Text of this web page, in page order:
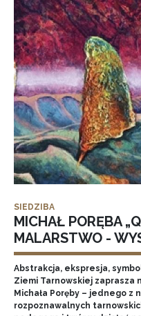
SIEDZIBA
MICHAŁ PORĘBA
MALARSTWO -
Abstrakcja, ekspresja,
Ziemi Tarnowskiej zaprasza
Michała Poręby – jednego z
rozpoznawalnych